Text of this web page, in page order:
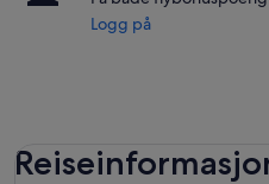
Logg på